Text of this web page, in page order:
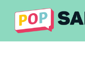
content